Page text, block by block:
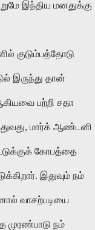
இந்திய மனதுக்கு
குடும்பத்தோடு
இருந்து தான்
பற்றி சதா
மார்க் ஆண்டனி
கோபத்தை
இதுவும் நம்
வாசற்படியை
முரண்பாடு நம்